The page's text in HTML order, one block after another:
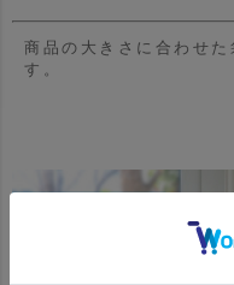
商品の大きさに合わせ
す。